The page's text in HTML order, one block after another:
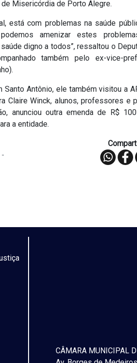
Misericórdia de Porto Alegre.
está com problemas na saúde
amenizar estes
digno a todos”, ressaltou o
também pelo ex-vice-
Santo Antônio, ele também visitou a
Claire Winck, alunos, professores e
anunciou outra emenda de R$
a entidade.
-
CÂMARA MUNICIPAL